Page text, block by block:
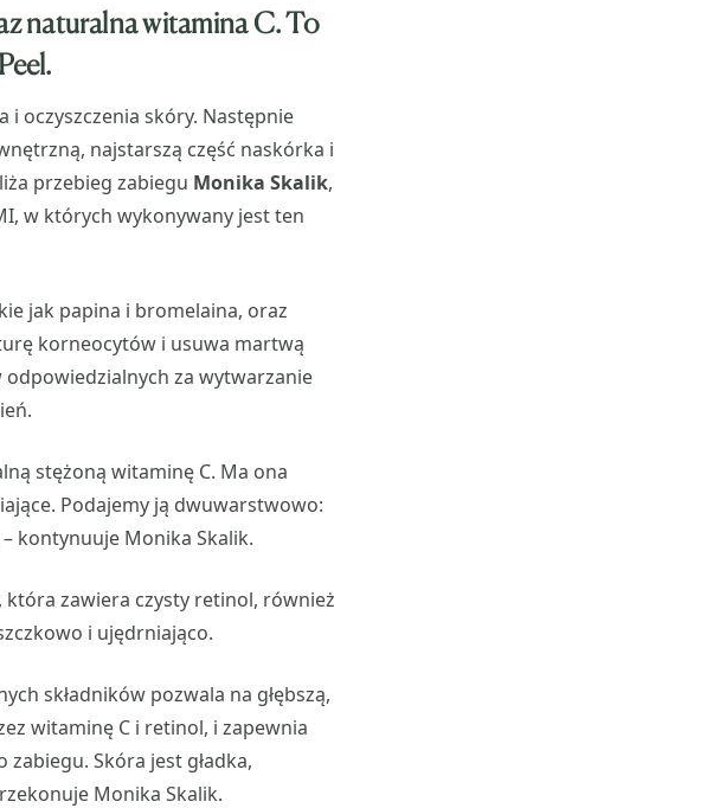
naturalna witamina C. To
i oczyszczenia skóry. Następnie
najstarszą część naskórka i
przebieg zabiegu Monika Skalik,
w których wykonywany jest ten
jak papina i bromelaina, oraz
korneocytów i usuwa martwą
za wytwarzanie
stężoną witaminę C. Ma ona
Podajemy ją dwuwarstwowo:
kontynuuje Monika Skalik.
która zawiera czysty retinol, również
i ujędrniająco.
składników pozwala na głębszą,
witaminę C i retinol, i zapewnia
Skóra jest gładka,
Monika Skalik.